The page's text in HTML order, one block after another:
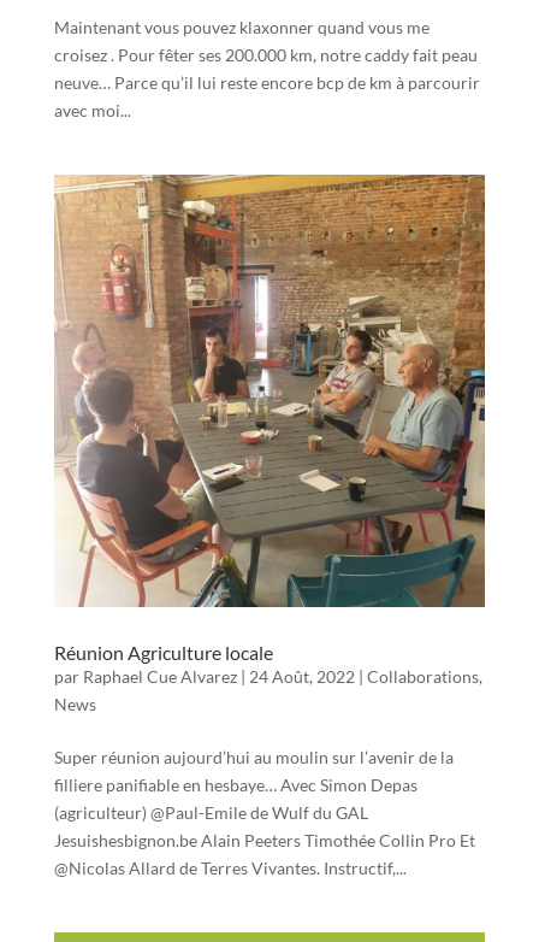
Maintenant vous pouvez klaxonner quand vous me
croisez . Pour fêter ses 200.000 km, notre caddy fait peau
neuve… Parce qu’il lui reste encore bcp de km à parcourir
avec moi...
Réunion Agriculture locale
par Raphael Cue Alvarez| 24 Août, 2022 | Collaborations,
News
Super réunion aujourd’hui au moulin sur l’avenir de la
filliere panifiable en hesbaye… Avec Simon Depas
(agriculteur) @Paul-Emile de Wulf du GAL
Jesuishesbignon.be Alain Peeters Timothée Collin Pro Et
@Nicolas Allard de Terres Vivantes. Instructif,...